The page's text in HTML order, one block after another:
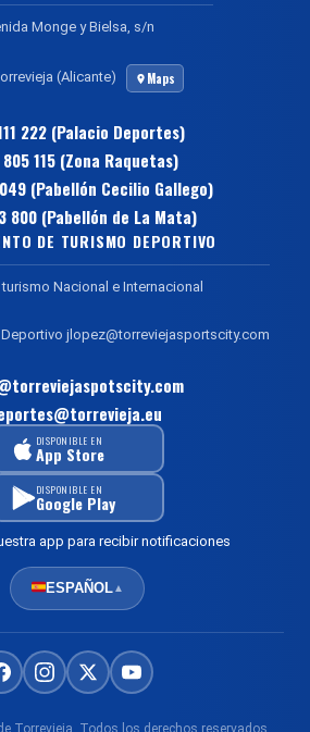
Monge y Bielsa, s/n
(Alicante) Maps
222 (Palacio Deportes)
115 (Zona Raquetas)
(Pabellón Cecilio Gallego)
800 (Pabellón de La Mata)
DE TURISMO DEPORTIVO
Nacional e Internacional
jlopez@torreviejasportscity.com
DISPONIBLE EN
App Store
DISPONIBLE EN
Google Play
app para recibir notificaciones
ESPAÑOL▲
Torrevieja. Todos los derechos reservados.